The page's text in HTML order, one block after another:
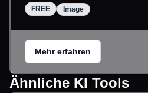
FREE Image
Mehr erfahren
Ähnliche KI Tools